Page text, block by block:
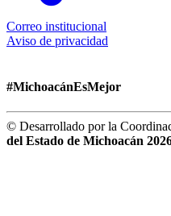
Correo institucional
Aviso de privacidad
#MichoacánEsMejor
© Desarrollado por la
del Estado de Michoacán